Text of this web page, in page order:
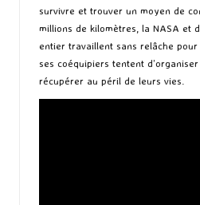
survivre et trouver un moyen de
millions de kilomètres, la NASA et
entier travaillent sans relâche
ses coéquipiers tentent
récupérer au péril de leurs vies.